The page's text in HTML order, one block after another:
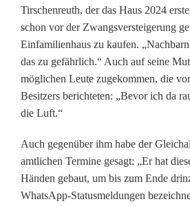
r
s
t
e
i
g
e
r
Tirschenreuth, der das Haus 2024
schon vor der Zwangsversteigerung
Einfamilienhaus zu kaufen.
das zu gefährlich.“ Auch auf seine
möglichen Leute zugekommen, die
Besitzers berichteten: „Bevor ich da
die Luft.“
Auch gegenüber ihm habe der
amtlichen Termine gesagt: „Er hat
Händen gebaut, um bis zum Ende
WhatsApp-Statusmeldungen